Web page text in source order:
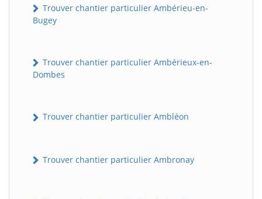
Trouver chantier particulier Ambérieu-en-
Bugey
Trouver chantier particulier Ambérieux-en-
Dombes
Trouver chantier particulier Ambléon
Trouver chantier particulier Ambronay